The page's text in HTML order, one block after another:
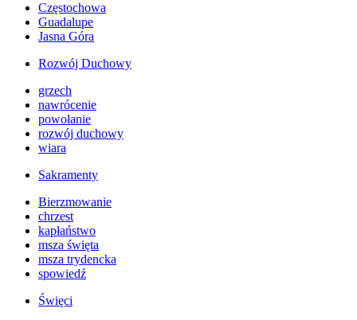
Częstochowa
Guadalupe
Jasna Góra
Rozwój Duchowy
grzech
nawrócenie
powołanie
rozwój duchowy
wiara
Sakramenty
Bierzmowanie
chrzest
kapłaństwo
msza święta
msza trydencka
spowiedź
Święci